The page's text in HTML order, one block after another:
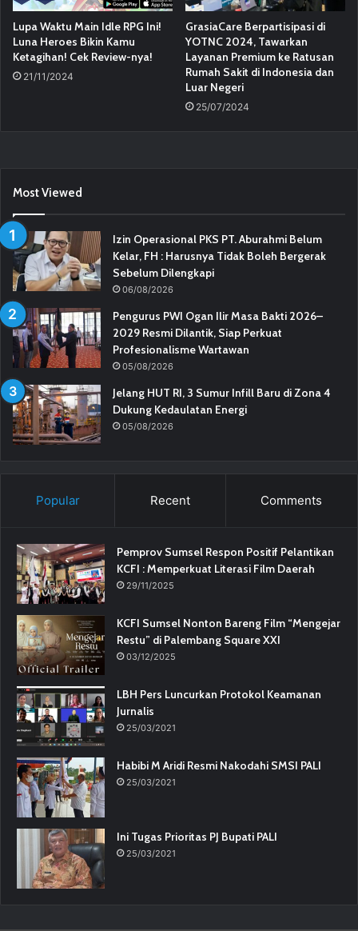
Lupa Waktu Main Idle RPG Ini!
Luna Heroes Bikin Kamu
Ketagihan! Cek Review-nya!
21/11/2024
GrasiaCare Berpartisipasi di
YOTNC 2024, Tawarkan
Layanan Premium ke Ratusan
Rumah Sakit di Indonesia dan
Luar Negeri
25/07/2024
Most Viewed
Izin Operasional PKS PT. Aburahmi Belum
Kelar, FH : Harusnya Tidak Boleh Bergerak
Sebelum Dilengkapi
06/08/2026
Pengurus PWI Ogan Ilir Masa Bakti 2026–
2029 Resmi Dilantik, Siap Perkuat
Profesionalisme Wartawan
05/08/2026
Jelang HUT RI, 3 Sumur Infill Baru di Zona 4
Dukung Kedaulatan Energi
05/08/2026
Popular Recent Comments
Pemprov Sumsel Respon Positif Pelantikan
KCFI : Memperkuat Literasi Film Daerah
29/11/2025
KCFI Sumsel Nonton Bareng Film “Mengejar
Restu” di Palembang Square XXI
03/12/2025
LBH Pers Luncurkan Protokol Keamanan
Jurnalis
25/03/2021
Habibi M Aridi Resmi Nakodahi SMSI PALI
25/03/2021
Ini Tugas Prioritas PJ Bupati PALI
25/03/2021